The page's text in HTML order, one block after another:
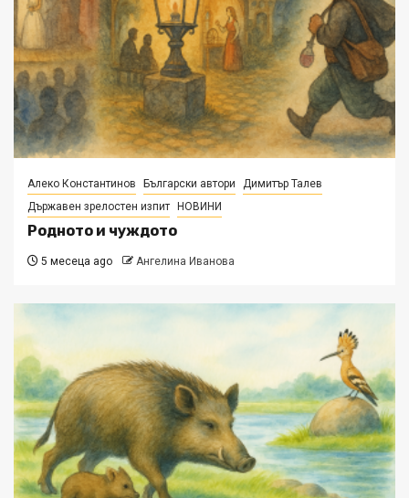
Алеко Константинов Български автори
Димитър Талев
Държавен зрелостен изпит
НОВИНИ
Родното и чуждото
5 месеца ago Ангелина Иванова